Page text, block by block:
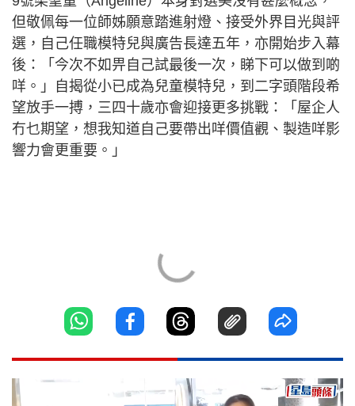
但敬佩每一位師姊願意踏進射燈、接受外界目光與評
選，自己任職模特兒與廣告長達五年，亦開始步入幕
後：「今次不如畀自己試最後一次，睇下可以做到啲
咩。」自揭從小已成為兒童模特兒，到二字頭階段希
望放手一搏，三四十歲亦會迎接更多挑戰：「屋企人
冇乜期望，想我知道自己要帶出咩價值觀、製造咩影
響力會更重要。」